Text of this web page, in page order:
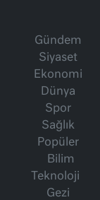
Gündem
Siyaset
Ekonomi
Dünya
Spor
Sağlık
Popüler
Bilim
Teknoloji
Gezi